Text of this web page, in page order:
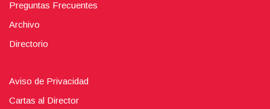
Preguntas Frecuentes
Archivo
Directorio
Aviso de Privacidad
Cartas al Director